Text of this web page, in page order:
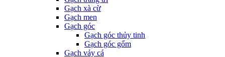
Gạch xà cừ
Gạch men
Gạch góc
Gạch góc thủy tinh
Gạch góc gốm
Gạch vảy cá